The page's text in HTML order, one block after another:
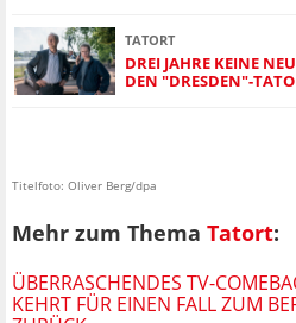
TATORT
DREI JAHRE KEINE
DEN "DRESDEN"-
Titelfoto: Oliver Berg/dpa
Mehr zum Thema Tatort:
ÜBERRASCHENDES TV-
KEHRT FÜR EINEN FALL ZUM